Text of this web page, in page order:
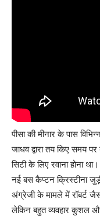
पीसा की मीनार के पास
जाधव द्वारा तय किए समय
सिटी के लिए रवाना होना
नई बस कैप्टन क्रिस्टीना
अंग्रेजी के मामले में रॉबर्ट
लेकिन बहुत व्यवहार कुशल